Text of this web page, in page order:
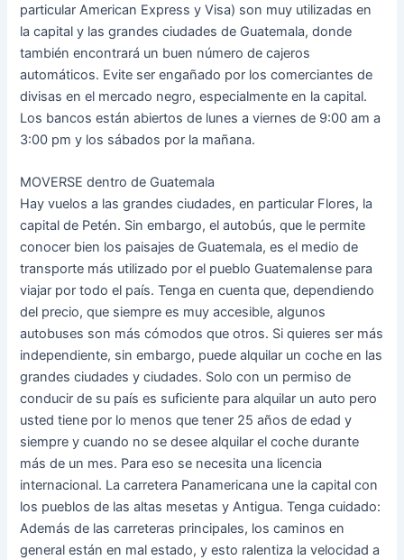
particular American Express y Visa) son muy utilizadas en
la capital y las grandes ciudades de Guatemala, donde
también encontrará un buen número de cajeros
automáticos. Evite ser engañado por los comerciantes de
divisas en el mercado negro, especialmente en la capital.
Los bancos están abiertos de lunes a viernes de 9:00 am a
3:00 pm y los sábados por la mañana.
MOVERSE dentro de Guatemala
Hay vuelos a las grandes ciudades, en particular Flores, la
capital de Petén. Sin embargo, el autobús, que le permite
conocer bien los paisajes de Guatemala, es el medio de
transporte más utilizado por el pueblo Guatemalense para
viajar por todo el país. Tenga en cuenta que, dependiendo
del precio, que siempre es muy accesible, algunos
autobuses son más cómodos que otros. Si quieres ser más
independiente, sin embargo, puede alquilar un coche en las
grandes ciudades y ciudades. Solo con un permiso de
conducir de su país es suficiente para alquilar un auto pero
usted tiene por lo menos que tener 25 años de edad y
siempre y cuando no se desee alquilar el coche durante
más de un mes. Para eso se necesita una licencia
internacional. La carretera Panamericana une la capital con
los pueblos de las altas mesetas y Antigua. Tenga cuidado:
Además de las carreteras principales, los caminos en
general están en mal estado, y esto ralentiza la velocidad a